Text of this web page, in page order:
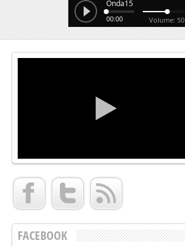
Onda15
00:00 Volume: 50
FACEBOOK